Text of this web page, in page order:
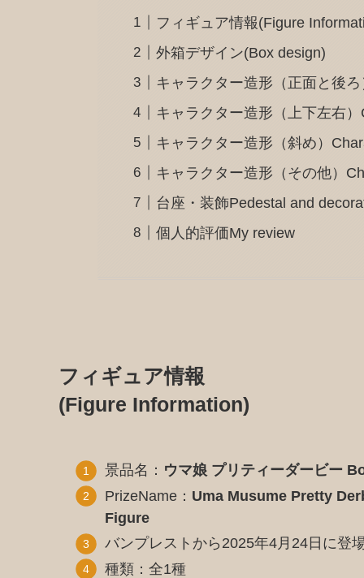
フィギュア情報(Figure
外箱デザイン(Box design)
キャラクター造形（正面と後
キャラクター造形（上下左右
キャラクター造形（斜め）
キャラクター造形（その他）
台座・装飾Pedestal and
個人的評価My review
フィギュア情報
(Figure Information)
景品名： ウマ娘 プリティーダービー
PrizeName： Uma Musume Pretty
Figure
バンプレストから2025年4月24日に登
種類：全1種